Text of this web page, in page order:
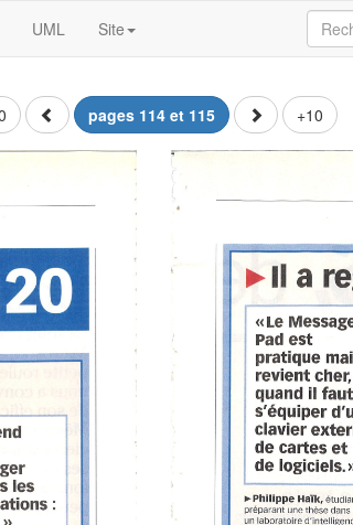
UML Site
pages 114 et 115 +10